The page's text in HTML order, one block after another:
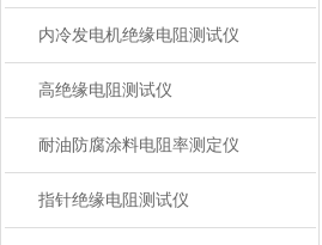
内冷发电机绝缘电阻测试仪
高绝缘电阻测试仪
耐油防腐涂料电阻率测定仪
指针绝缘电阻测试仪